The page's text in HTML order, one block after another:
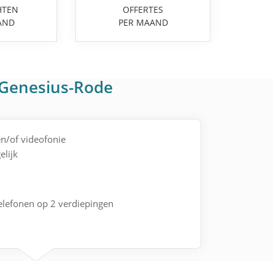
OFFERTES
PER MAAND
Rode
of videofonie
op 2 verdiepingen